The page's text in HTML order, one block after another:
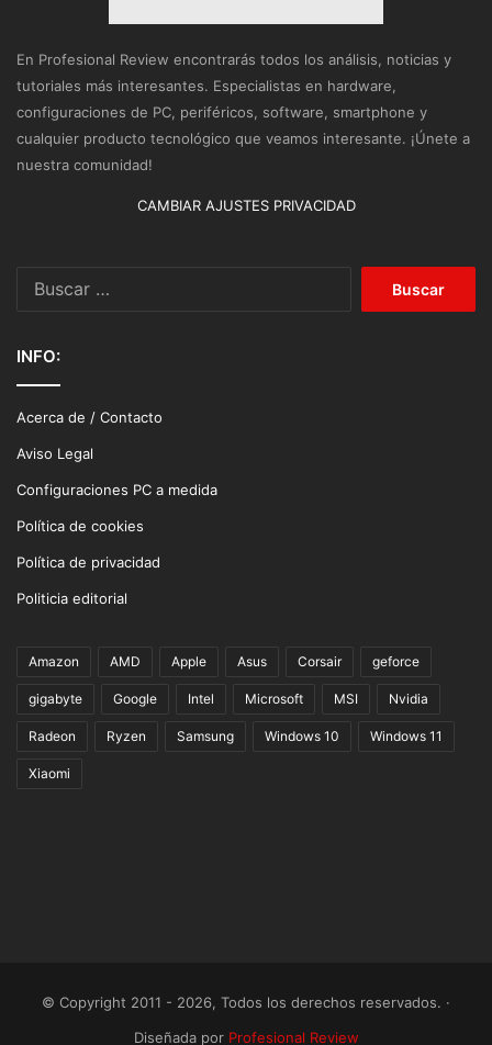
En Profesional Review encontrarás todos los análisis, noticias y
tutoriales más interesantes. Especialistas en hardware,
configuraciones de PC, periféricos, software, smartphone y
cualquier producto tecnológico que veamos interesante. ¡Únete a
nuestra comunidad!
CAMBIAR AJUSTES PRIVACIDAD
INFO:
Acerca de / Contacto
Aviso Legal
Configuraciones PC a medida
Política de cookies
Política de privacidad
Politicia editorial
Amazon AMD Apple Asus Corsair geforce
gigabyte Google Intel Microsoft MSI Nvidia
Radeon Ryzen Samsung Windows 10 Windows 11
Xiaomi
© Copyright 2011 - 2026, Todos los derechos reservados. ·
Diseñada por Profesional Review